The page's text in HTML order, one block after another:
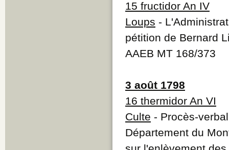
15 fructidor An IV
Loups -
pétition de Bernard
AAEB MT 168/373
3 août 1798
16 thermidor An VI
Culte - Procès-
Département du